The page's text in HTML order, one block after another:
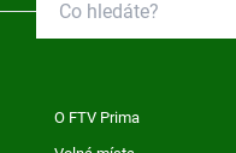
O FTV Prima